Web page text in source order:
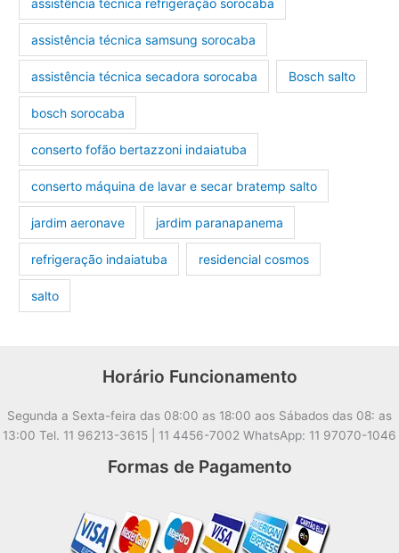
assistência técnica samsung sorocaba
assistência técnica secadora sorocaba Bosch salto
bosch sorocaba
conserto fofão bertazzoni indaiatuba
conserto máquina de lavar e secar bratemp salto
jardim aeronave jardim paranapanema
refrigeração indaiatuba residencial cosmos
salto
Horário Funcionamento
Segunda a Sexta-feira das 08:00 as 18:00 aos Sábados das 08: as
13:00 Tel. 11 96213-3615 | 11 4456-7002 WhatsApp: 11 97070-1046
Formas de Pagamento